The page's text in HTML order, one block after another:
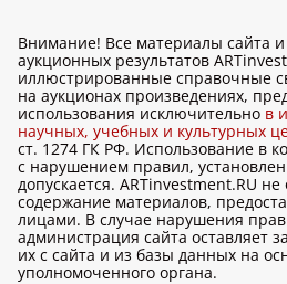
Внимание! Все материалы сайта
аукционных результатов
иллюстрированные справочные
на аукционах произведениях,
использования исключительно в
научных, учебных и культурных
ст. 1274 ГК РФ. Использование в
с нарушением правил,
допускается. ARTinvestment.RU не
содержание материалов,
лицами. В случае нарушения
администрация сайта оставляет
их с сайта и из базы данных на
уполномоченного органа.